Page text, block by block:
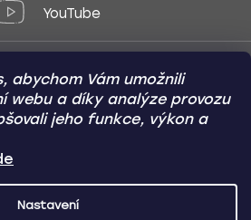
abychom Vám umožnili
webu a díky analýze provozu
jeho funkce, výkon a
Nastavení
YouTube
platby:
Převod
Dobírka